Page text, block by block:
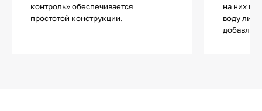
контроль» обеспечивается
простотой конструкции.
на них
воду